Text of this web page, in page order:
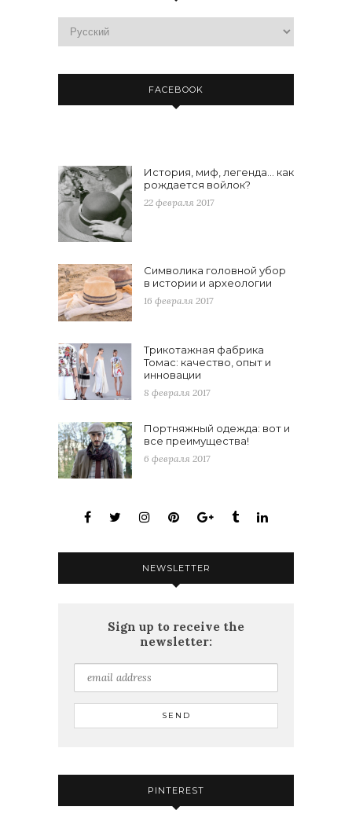
FACEBOOK
История, миф, легенда… как
рождается войлок?
22 февраля 2017
Символика головной убор
в истории и археологии
16 февраля 2017
Трикотажная фабрика
Томас: качество, опыт и
инновации
8 февраля 2017
Портняжный одежда: вот и
все преимущества!
6 февраля 2017
NEWSLETTER
Sign up to receive the
newsletter:
PINTEREST